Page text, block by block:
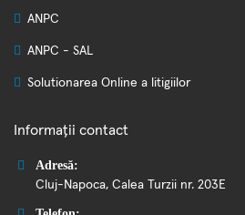
ANPC
ANPC - SAL
Solutionarea Online a litigiilor
Informații contact
Adresă:
Cluj-Napoca, Calea Turzii nr. 203E